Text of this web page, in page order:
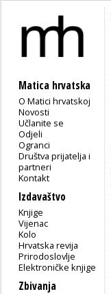
Matica hrvatska
O Matici hrvatskoj
Novosti
Učlanite se
Odjeli
Ogranci
Društva prijatelja i
partneri
Kontakt
Izdavaštvo
Knjige
Vijenac
Kolo
Hrvatska revija
Prirodoslovlje
Elektroničke knjige
Zbivanja